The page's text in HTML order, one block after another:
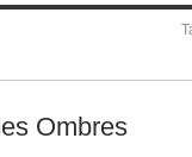
Ombres